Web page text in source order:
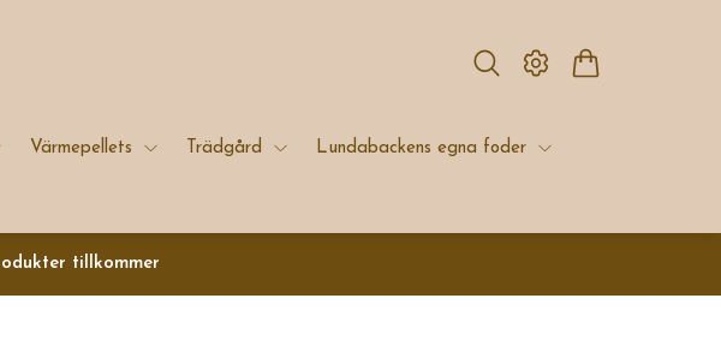
Värmepellets Trädgård Lundabackens egna foder
tillkommer